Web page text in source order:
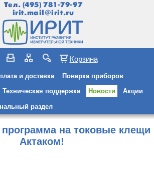
Тел. (495) 781-79-97
irit.mail@irit.ru
Корзина
и доставка Поверка приборов
Техническая поддержка Новости Акции
раздел
на токовые клещи
Актаком!